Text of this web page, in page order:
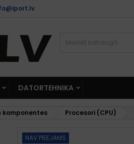
DATORTEHNIKA
komponentes Procesori (CPU)
NAV PIEEJAMS